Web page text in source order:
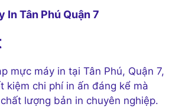
In Tân Phú Quận 7
mực máy in tại Tân Phú, Quận 7,
kiệm chi phí in ấn đáng kể mà
lượng bản in chuyên nghiệp.